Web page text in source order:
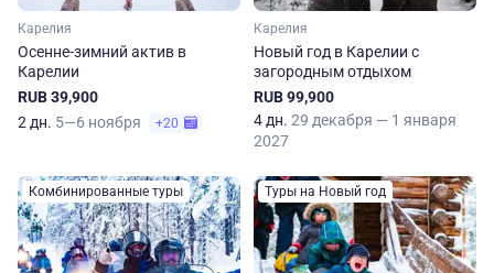
Карелия
Осенне-зимний актив в
Карелии
RUB 39,900
2 дн. 5—6 ноября +20
Карелия
Новый год в Карелии с
загородным отдыхом
RUB 99,900
4 дн. 29 декабря — 1 января
2027
Комбинированные туры Туры на Новый год